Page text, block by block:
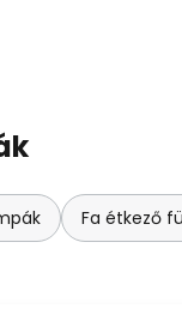
Fa étkező